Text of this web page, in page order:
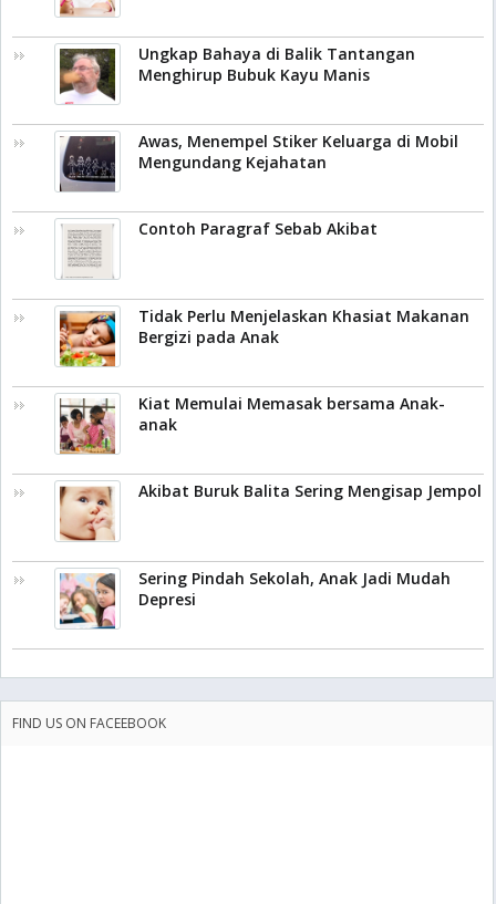
Ungkap Bahaya di Balik Tantangan
Menghirup Bubuk Kayu Manis
Awas, Menempel Stiker Keluarga di Mobil
Mengundang Kejahatan
Contoh Paragraf Sebab Akibat
Tidak Perlu Menjelaskan Khasiat Makanan
Bergizi pada Anak
Kiat Memulai Memasak bersama Anak-
anak
Akibat Buruk Balita Sering Mengisap Jempol
Sering Pindah Sekolah, Anak Jadi Mudah
Depresi
FIND US ON FACEEBOOK